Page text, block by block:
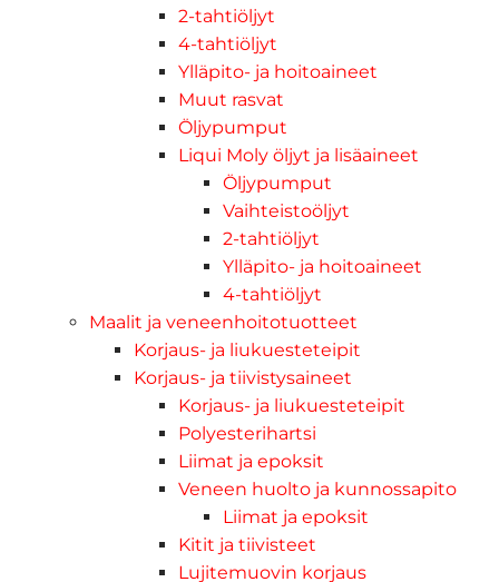
2-tahtiöljyt
4-tahtiöljyt
Ylläpito- ja hoitoaineet
Muut rasvat
Öljypumput
Liqui Moly öljyt ja lisäaineet
Öljypumput
Vaihteistoöljyt
2-tahtiöljyt
Ylläpito- ja hoitoaineet
4-tahtiöljyt
Maalit ja veneenhoitotuotteet
Korjaus- ja liukuesteteipit
Korjaus- ja tiivistysaineet
Korjaus- ja liukuesteteipit
Polyesterihartsi
Liimat ja epoksit
Veneen huolto ja kunnossapito
Liimat ja epoksit
Kitit ja tiivisteet
Lujitemuovin korjaus